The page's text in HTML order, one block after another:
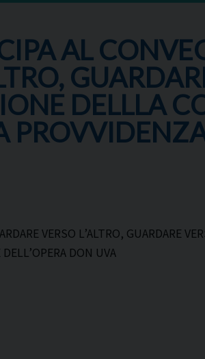
AL
DELLLA
VERSO L’ALTRO, GUARDARE
DON UVA